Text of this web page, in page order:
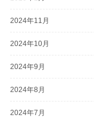
2024年11月
2024年10月
2024年9月
2024年8月
2024年7月